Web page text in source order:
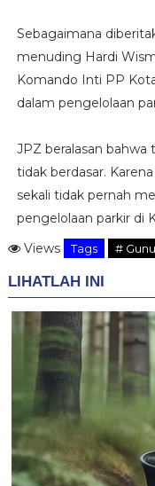
Sebagaimana
menuding Hardi
Komando Inti PP
dalam pengelolaan
JPZ beralasan
tidak berdasar.
sekali tidak pernah
pengelolaan parkir di
Views
Tags #